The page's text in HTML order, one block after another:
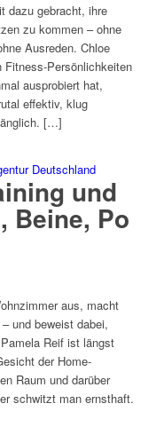
dazu gebracht, ihre
zu kommen – ohne
Ausreden. Chloe
Persönlichkeiten
ausprobiert hat,
effektiv, klug
[…]
und
Beine, Po
aus, macht
und beweist dabei,
Reif ist längst
der Home-
Raum und darüber
schwitzt man ernsthaft.